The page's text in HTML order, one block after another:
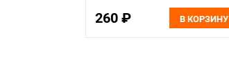
260 ₽ В КОРЗИНУ